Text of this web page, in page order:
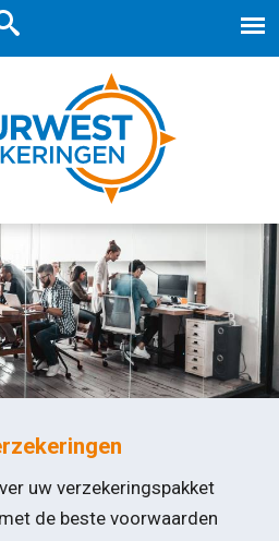
uw verzekeringspakket
de beste voorwaarden